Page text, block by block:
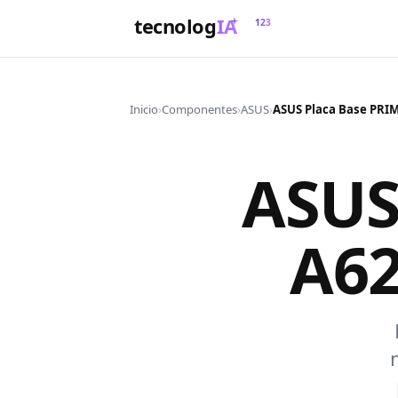
tecnologIA 123
Inicio›Componentes›ASUS›